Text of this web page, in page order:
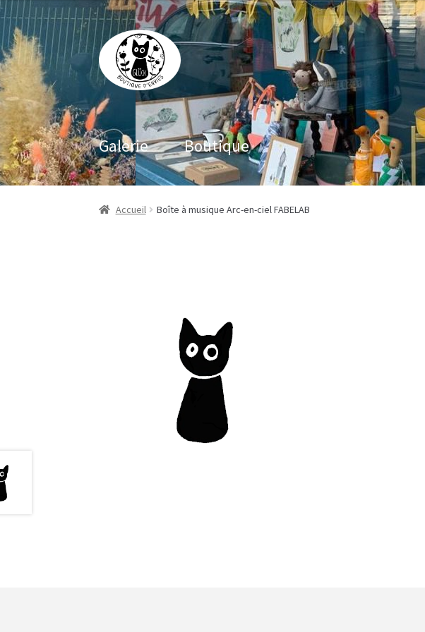
Aller
à
la
navigation
Aller
au
contenu
Galerie Boutique
Accueil Boîte à musique Arc-en-ciel FABELAB